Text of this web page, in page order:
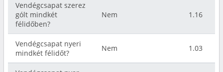
Vendégcsapat szerez
gólt mindkét
félidőben?
Nem 1.16
Vendégcsapat nyeri
mindkét félidőt?
Nem 1.03